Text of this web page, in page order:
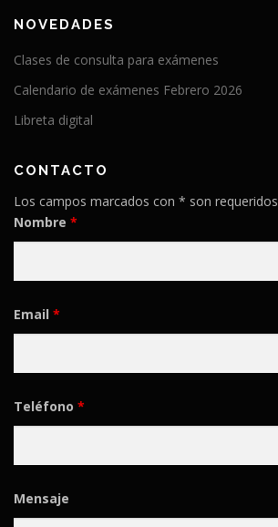
NOVEDADES
Clases de consulta para exámenes
Calendario de exámenes Febrero 2026
Libreta digital
CONTACTO
Los campos marcados con * son requeridos
Nombre *
Email *
Teléfono *
Mensaje